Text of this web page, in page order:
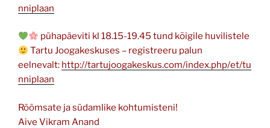
nniplaan
pühapäeviti kl 18.15-19.45 tund kõigile huvilistele
Tartu Joogakeskuses – registreeru palun
eelnevalt: http://tartujoogakeskus.com/index.php/et/tu
nniplaan
Rõõmsate ja südamlike kohtumisteni!
Aive Vikram Anand